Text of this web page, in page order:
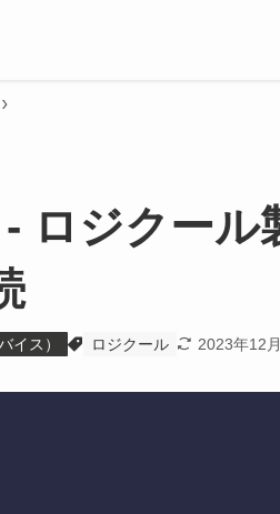
ロジクール
イス） ロジクール 2023年12